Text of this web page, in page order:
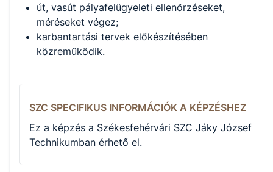
út, vasút pályafelügyeleti ellenőrzéseket,
méréseket végez;
karbantartási tervek előkészítésében
közreműködik.
SZC SPECIFIKUS INFORMÁCIÓK A KÉPZÉSHEZ
Ez a képzés a Székesfehérvári SZC Jáky József
Technikumban érhető el.